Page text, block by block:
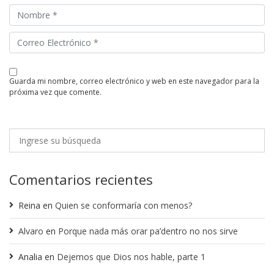
guarda mi nombre, correo electrónico y web en este navegador para la
próxima vez que comente.
Comentarios recientes
Reina en Quien se conformaría con menos?
Alvaro en Porque nada más orar pa’dentro no nos sirve
Analia en Dejemos que Dios nos hable, parte 1